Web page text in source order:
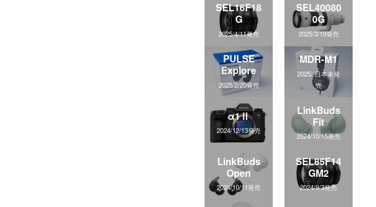
SEL16F18
G
2025/4/11発売
SEL40080
0G
2025/3/19発売
PULSE
Explore
2025/2/20発売
MDR-M1
2025/ 日本未発
売
α1Ⅱ
2024/12/13発売
LinkBuds
Fit
2024/10/15発売
LinkBuds
Open
2024/10/11発売
SEL85F14
GM2
2024/9/3発売